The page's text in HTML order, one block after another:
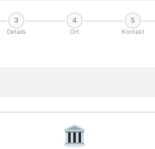
3
Details
4
Ort
5
Kontakt